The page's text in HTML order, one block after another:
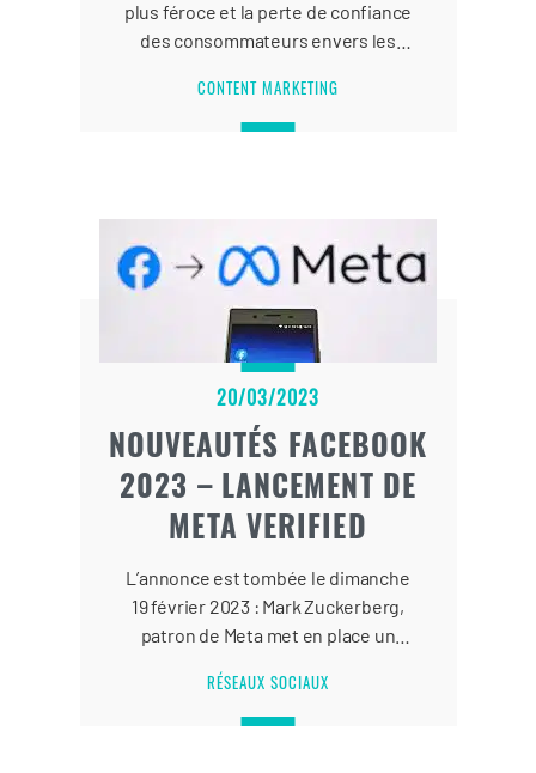
plus féroce et la perte de confiance
des consommateurs envers les
communauté solide autour de votre
marque n’a jamais été aussi
CONTENT MARKETING
20/03/2023
NOUVEAUTÉS FACEBOOK
2023 – LANCEMENT DE
META VERIFIED
L’annonce est tombée le dimanche
19 février 2023 : Mark Zuckerberg,
patron de Meta met en place un
et Instagram. Le lancement de Meta
Verified reprend la formule payante
RÉSEAUX SOCIAUX